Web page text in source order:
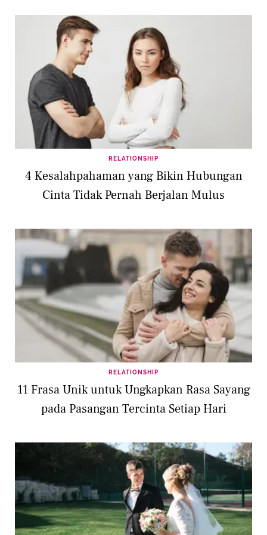
RELATIONSHIP
4 Kesalahpahaman yang Bikin Hubungan
Cinta Tidak Pernah Berjalan Mulus
RELATIONSHIP
11 Frasa Unik untuk Ungkapkan Rasa Sayang
pada Pasangan Tercinta Setiap Hari